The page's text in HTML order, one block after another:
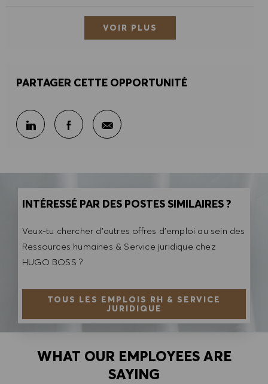
VOIR PLUS
PARTAGER CETTE OPPORTUNITÉ
Partager sur LinkedIn
Partager sur Facebook
Partager par e-mail
INTÉRESSÉ PAR DES POSTES SIMILAIRES ?
Veux-tu chercher d'autres offres d'emploi au sein des
Ressources humaines & Service juridique chez
HUGO BOSS ?
TOUS LES EMPLOIS RH & SERVICE
JURIDIQUE
WHAT OUR EMPLOYEES ARE
SAYING